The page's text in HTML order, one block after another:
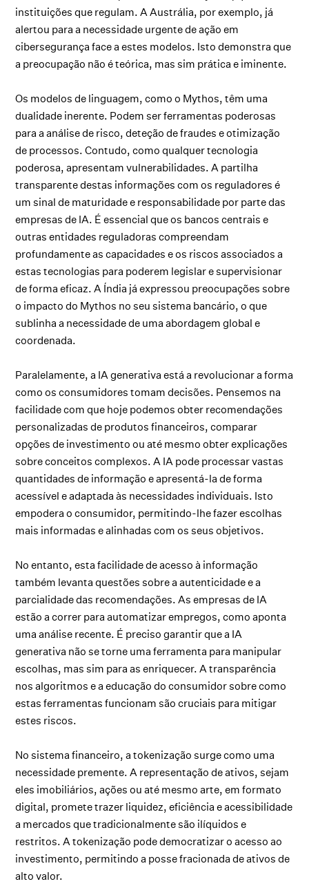
instituições que regulam. A Austrália, por exemplo, já
alertou para a necessidade urgente de ação em
cibersegurança face a estes modelos. Isto demonstra que
a preocupação não é teórica, mas sim prática e iminente.
Os modelos de linguagem, como o Mythos, têm uma
dualidade inerente. Podem ser ferramentas poderosas
para a análise de risco, deteção de fraudes e otimização
de processos. Contudo, como qualquer tecnologia
poderosa, apresentam vulnerabilidades. A partilha
transparente destas informações com os reguladores é
um sinal de maturidade e responsabilidade por parte das
empresas de IA. É essencial que os bancos centrais e
outras entidades reguladoras compreendam
profundamente as capacidades e os riscos associados a
estas tecnologias para poderem legislar e supervisionar
de forma eficaz. A Índia já expressou preocupações sobre
o impacto do Mythos no seu sistema bancário, o que
sublinha a necessidade de uma abordagem global e
coordenada.
Paralelamente, a IA generativa está a revolucionar a forma
como os consumidores tomam decisões. Pensemos na
facilidade com que hoje podemos obter recomendações
personalizadas de produtos financeiros, comparar
opções de investimento ou até mesmo obter explicações
sobre conceitos complexos. A IA pode processar vastas
quantidades de informação e apresentá-la de forma
acessível e adaptada às necessidades individuais. Isto
empodera o consumidor, permitindo-lhe fazer escolhas
mais informadas e alinhadas com os seus objetivos.
No entanto, esta facilidade de acesso à informação
também levanta questões sobre a autenticidade e a
parcialidade das recomendações. As empresas de IA
estão a correr para automatizar empregos, como aponta
uma análise recente. É preciso garantir que a IA
generativa não se torne uma ferramenta para manipular
escolhas, mas sim para as enriquecer. A transparência
nos algoritmos e a educação do consumidor sobre como
estas ferramentas funcionam são cruciais para mitigar
estes riscos.
No sistema financeiro, a tokenização surge como uma
necessidade premente. A representação de ativos, sejam
eles imobiliários, ações ou até mesmo arte, em formato
digital, promete trazer liquidez, eficiência e acessibilidade
a mercados que tradicionalmente são ilíquidos e
restritos. A tokenização pode democratizar o acesso ao
investimento, permitindo a posse fracionada de ativos de
alto valor.